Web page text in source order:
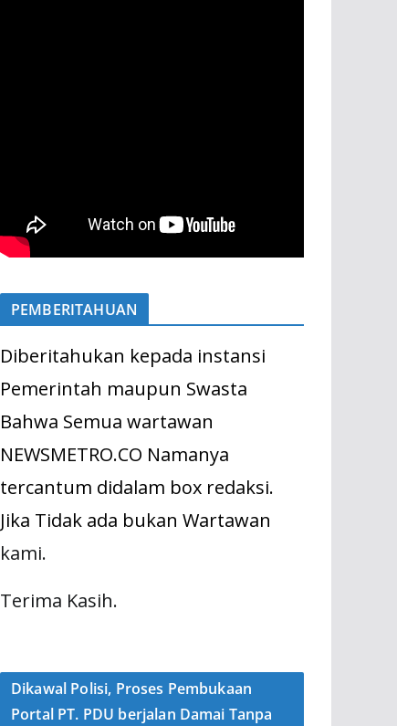
PEMBERITAHUAN
Diberitahukan kepada instansi
Pemerintah maupun Swasta
Bahwa Semua wartawan
NEWSMETRO.CO Namanya
tercantum didalam box redaksi.
Jika Tidak ada bukan Wartawan
kami.
Terima Kasih.
Dikawal Polisi, Proses Pembukaan
Portal PT. PDU berjalan Damai Tanpa